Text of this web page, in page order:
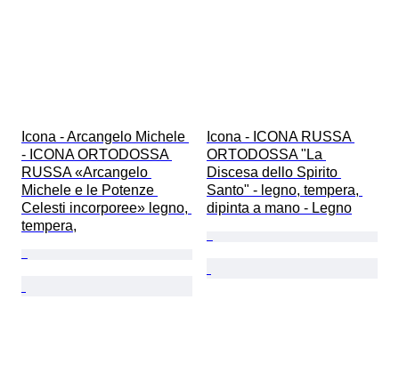
Icona - Arcangelo Michele
- ICONA ORTODOSSA
RUSSA «Arcangelo
Michele e le Potenze
Celesti incorporee» legno,
tempera,
Icona - ICONA RUSSA
ORTODOSSA "La
Discesa dello Spirito
Santo" - legno, tempera,
dipinta a mano - Legno